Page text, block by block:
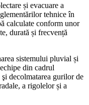
și evacuare a
tehnice în
calculate conform unor
durată și frecvență
sistemului pluvial și
din cadrul
decolmatarea gurilor de
a rigolelor și a